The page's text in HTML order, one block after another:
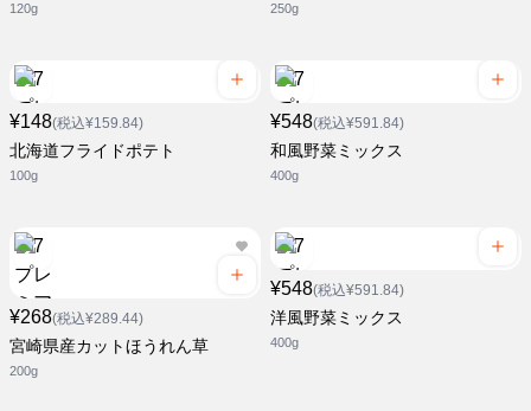
120g 250g
¥148(税込¥159.84)
北海道フライドポテト
100g
¥548(税込¥591.84)
和風野菜ミックス
400g
¥268(税込¥289.44)
宮崎県産カットほうれん草
200g
¥548(税込¥591.84)
洋風野菜ミックス
400g